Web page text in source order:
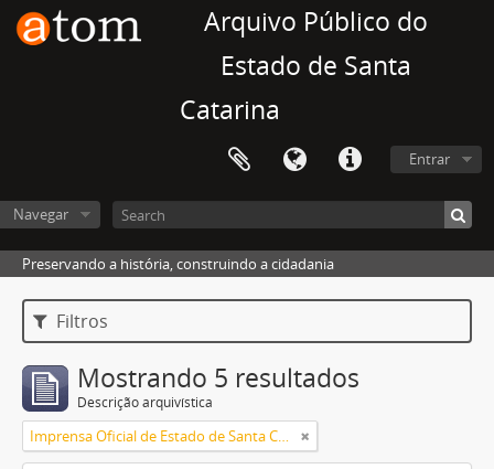
Arquivo Público do
Estado de Santa
Catarina
Entrar
Navegar
Preservando a história, construindo a cidadania
Filtros
Mostrando 5 resultados
Descrição arquivística
Imprensa Oficial de Estado de Santa Catarina